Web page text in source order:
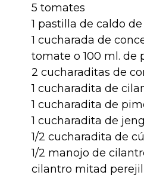
5 tomates
1 pastilla de caldo
1 cucharada de
tomate o 100 ml. de
2 cucharaditas de
1 cucharadita de
1 cucharadita de
1 cucharadita de
1/2 cucharadita de
1/2 manojo de
cilantro mitad perejil